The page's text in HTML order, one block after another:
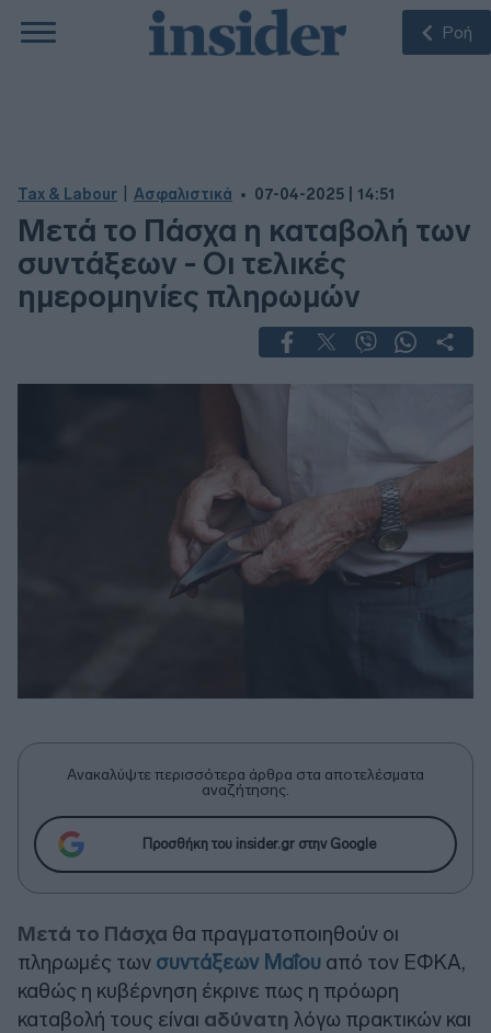
Ροή
Tax & Labour Ασφαλιστικά 07-04-2025 | 14:51
Μετά το Πάσχα η καταβολή των
συντάξεων - Οι τελικές
ημερομηνίες πληρωμών
Ανακαλύψτε περισσότερα άρθρα στα αποτελέσματα
αναζήτησης.
Προσθήκη του insider.gr στην Google
Μετά το Πάσχα θα πραγματοποιηθούν οι
πληρωμές των συντάξεων Μαΐου από τον ΕΦΚΑ,
καθώς η κυβέρνηση έκρινε πως η πρόωρη
καταβολή τους είναι αδύνατη λόγω πρακτικών και